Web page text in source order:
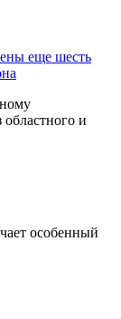
еще шесть
и
особенный